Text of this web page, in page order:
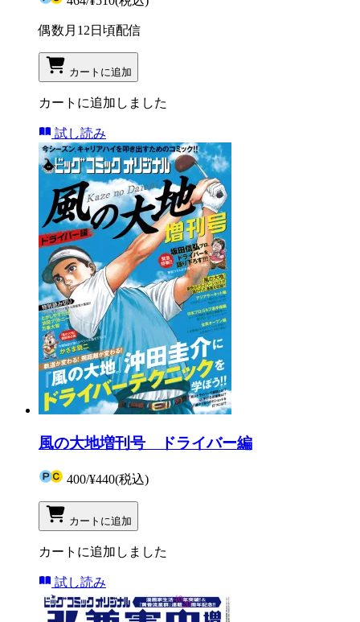
偶数月12日頃配信
カートに追加
カートに追加しました
試し読み
風の大地増刊号 ドライバー編
400/¥440(税込)
カートに追加
カートに追加しました
試し読み